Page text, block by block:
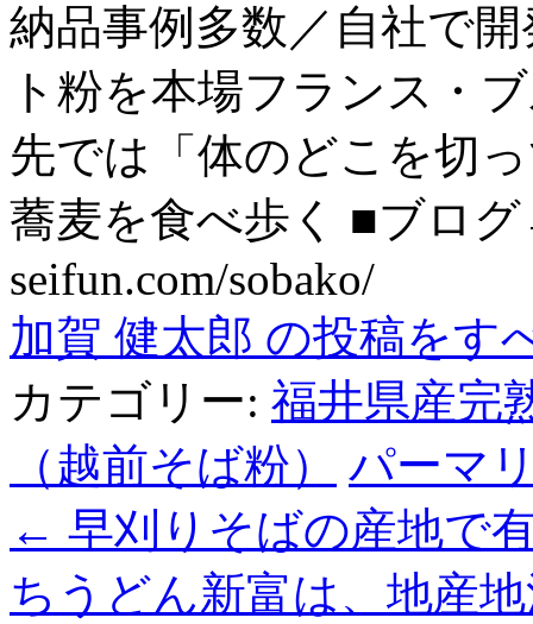
納品事例多数／自社で
ト粉を本場フランス・
先では「体のどこを切
蕎麦を食べ歩く ■ブロ
seifun.com/sobako/
加賀 健太郎 の投稿をす
カテゴリー: 福井県産完
（越前そば粉）
パーマ
← 早刈りそばの産地で
ちうどん新富は、地産